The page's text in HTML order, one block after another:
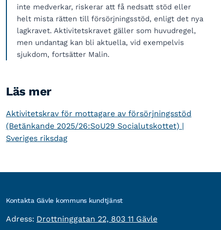
inte medverkar, riskerar att få nedsatt stöd eller
helt mista rätten till försörjningsstöd, enligt det nya
lagkravet. Aktivitetskravet gäller som huvudregel,
men undantag kan bli aktuella, vid exempelvis
sjukdom, fortsätter Malin.
Läs mer
Aktivitetskrav för mottagare av försörjningsstöd
(Betänkande 2025/26:SoU29 Socialutskottet) |
Sveriges riksdag
Kontakta Gävle kommuns kundtjänst
Adress: besöksadress:
Drottninggatan 22, 803 11 Gävle